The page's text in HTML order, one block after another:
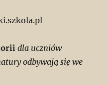
dla uczniów
odbywają się we